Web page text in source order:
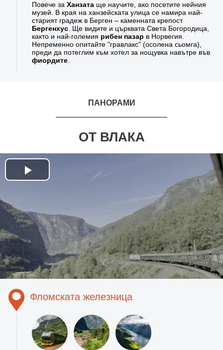
Повече за Ханзата ще научите, ако посетите нейния
музей. В края на ханзейската улица се намира най-
старият градеж в Берген – каменната крепост
Бергенхус . Ще видите и църквата Света Богородица,
както и най-големия рибен пазар в Норвегия.
Непременно опитайте "гравлакс" (осолена сьомга),
преди да потеглим към хотел за нощувка навътре във
фиордите
ПАНОРАМИ
ОТ ВЛАКА
Play
Фломската железница